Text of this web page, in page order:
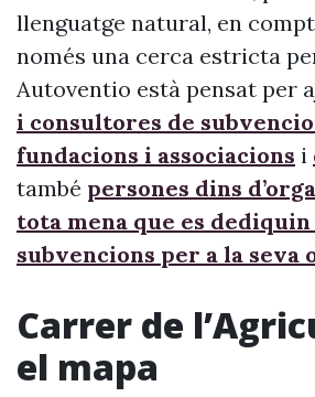
llenguatge natural, en
només una cerca estricta
Autoventio està pensat per
i consultores de
fundacions i associacions i
també persones dins
tota mena que es
subvencions per a la seva
Carrer de
el mapa